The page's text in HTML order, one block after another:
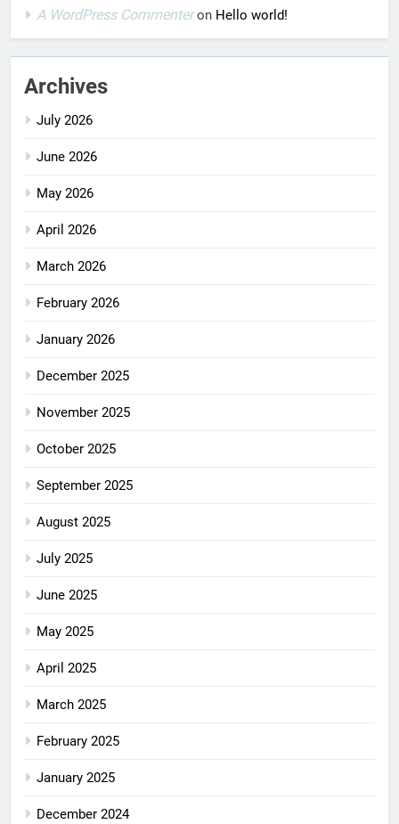
A WordPress Commenteron Hello world!
Archives
July 2026
June 2026
May 2026
April 2026
March 2026
February 2026
January 2026
December 2025
November 2025
October 2025
September 2025
August 2025
July 2025
June 2025
May 2025
April 2025
March 2025
February 2025
January 2025
December 2024